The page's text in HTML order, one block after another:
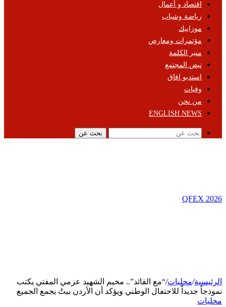
اقتصاد و أعمال
رياضة وشباب
موزاييك
مؤتمرات ومعارض
منبر الكلمة
نبض المجتمع
استديو افاق
وفيات
من نحن
ENGLISH NEWS
بحث عن
QFEX 2026
الرئيسية/محليات/“مع القائد”.. مخيم الشهيد عزمي المفتي يكتب
نموذجاً جديداً للاحتفال الوطني ويؤكد أن الأردن بيتٌ يجمع الجميع
محليات